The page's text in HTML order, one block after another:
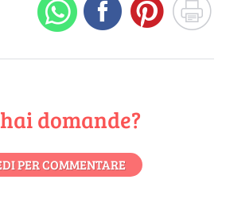
domande?
PER COMMENTARE